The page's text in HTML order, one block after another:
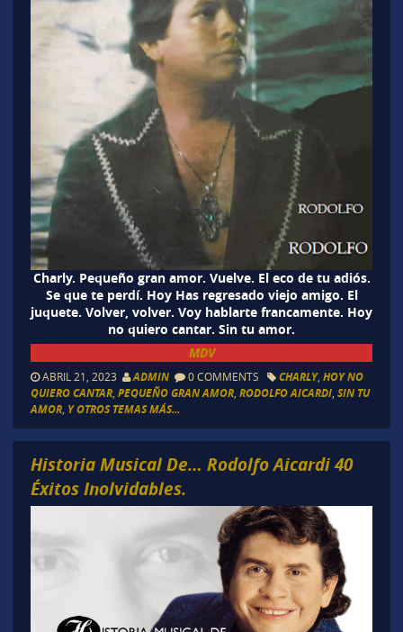
Charly. Pequeño gran amor. Vuelve. El eco de tu adiós.
Se que te perdí. Hoy Has regresado viejo amigo. El
juquete. Volver, volver. Voy hablarte francamente. Hoy
no quiero cantar. Sin tu amor.
MDV
ABRIL 21, 2023 ADMIN 0 COMMENTS CHARLY, HOY NO
QUIERO CANTAR, PEQUEÑO GRAN AMOR, RODOLFO AICARDI, SIN TU
AMOR, Y OTROS TEMAS MÁS...
Historia Musical De… Rodolfo Aicardi 40
Éxitos Inolvidables.